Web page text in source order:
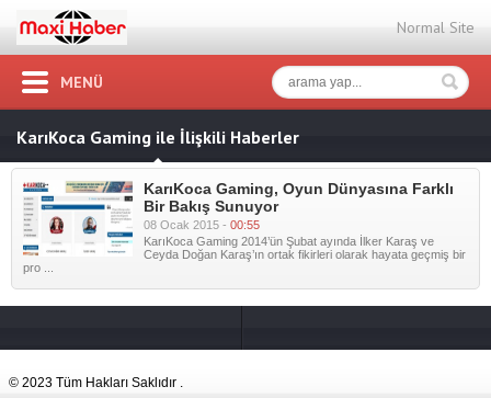
Normal Site
MENÜ
KarıKoca Gaming ile İlişkili Haberler
KarıKoca Gaming, Oyun Dünyasına Farklı
Bir Bakış Sunuyor
08 Ocak 2015 - 00:55
KarıKoca Gaming 2014’ün Şubat ayında İlker Karaş ve
Ceyda Doğan Karaş’ın ortak fikirleri olarak hayata geçmiş bir
pro ...
© 2023 Tüm Hakları Saklıdır .